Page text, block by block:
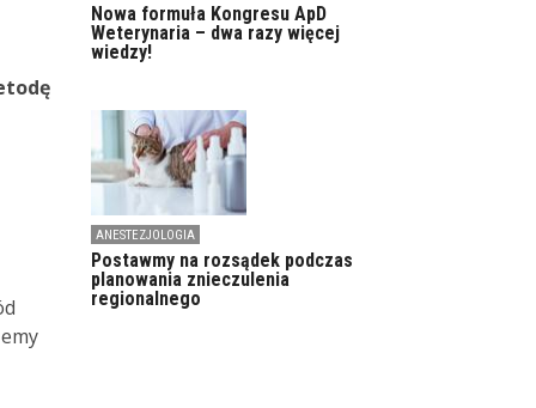
Nowa formuła Kongresu ApD
Weterynaria – dwa razy więcej
wiedzy!
ANESTEZJOLOGIA
Postawmy na rozsądek podczas
planowania znieczulenia
regionalnego